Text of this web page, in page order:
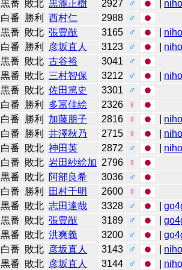
黒番 敗北 黒瀧正樹 2927 ♂
白番 勝利 西村仁 2988
♂
黒番 敗北 張豊猷 3165 ♂
白番 勝利 彦坂直人 3123 ♂
黒番 敗北 古谷裕 3041
♂
黒番 敗北 三村智保 3212 ♂
黒番 敗北 佐田篤史 3301
♂
白番 勝利 多冨佳絵 2326
♀
白番 勝利 加藤朋子 2816 ♀
白番 勝利 井澤秋乃 2715 ♀
白番 敗北 神田英 2872 ♂
白番 敗北 岩田紗絵加 2796
♀
黒番 敗北 阿部良希 3036
♂
白番 勝利 田村千明 2600
♀
黒番 敗北 志田達哉 3328 ♂ |
黒番 敗北 張豊猷 3189 ♂ |
黒番 敗北 洪爽義 3200 ♂ |
白番 敗北 彦坂直人 3143 ♂
黒番 敗北 彦坂直人 3144 ♂